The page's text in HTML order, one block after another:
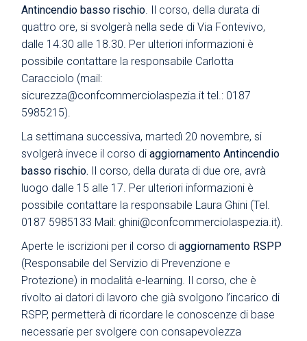
Antincendio basso rischio . Il corso, della durata di
quattro ore, si svolgerà nella sede di Via Fontevivo,
dalle 14.30 alle 18.30. Per ulteriori informazioni è
possibile contattare la responsabile Carlotta
Caracciolo (mail:
sicurezza@confcommerciolaspezia.it tel.: 0187
5985215).
La settimana successiva, martedì 20 novembre, si
svolgerà invece il corso diaggiornamento Antincendio
basso rischio. Il corso, della durata di due ore, avrà
luogo dalle 15 alle 17. Per ulteriori informazioni è
possibile contattare la responsabile Laura Ghini (Tel.
0187 5985133 Mail: ghini@confcommerciolaspezia.it).
Aperte le iscrizioni per il corso diaggiornamento RSPP
(Responsabile del Servizio di Prevenzione e
Protezione) in modalità e-learning. Il corso, che è
rivolto ai datori di lavoro che già svolgono l’incarico di
RSPP, permetterà di ricordare le conoscenze di base
necessarie per svolgere con consapevolezza